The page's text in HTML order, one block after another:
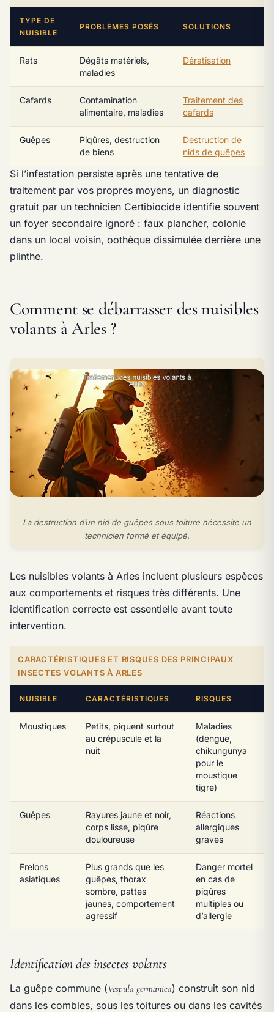
TYPE DE
NUISIBLE
PROBLÈMES POSÉS SOLUTIONS
Rats
Dégâts matériels,
maladies
Dératisation
Cafards
Contamination
alimentaire, maladies
Traitement des
cafards
Guêpes
Piqûres, destruction
de biens
Destruction de
nids de guêpes
Si l’infestation persiste après une tentative de
traitement par vos propres moyens, un diagnostic
gratuit par un technicien Certibiocide identifie souvent
un foyer secondaire ignoré : faux plancher, colonie
dans un local voisin, oothèque dissimulée derrière une
plinthe.
Comment se débarrasser des nuisibles
volants à Arles ?
La destruction d’un nid de guêpes sous toiture nécessite un
technicien formé et équipé.
Les nuisibles volants à Arles incluent plusieurs espèces
aux comportements et risques très différents. Une
identification correcte est essentielle avant toute
intervention.
CARACTÉRISTIQUES ET RISQUES DES PRINCIPAUX
INSECTES VOLANTS À ARLES
NUISIBLE CARACTÉRISTIQUES RISQUES
Moustiques
Petits, piquent surtout
au crépuscule et la
nuit
Maladies
(dengue,
chikungunya
pour le
moustique
tigre)
Guêpes
Rayures jaune et noir,
corps lisse, piqûre
douloureuse
Réactions
allergiques
graves
Frelons
asiatiques
Plus grands que les
guêpes, thorax
sombre, pattes
jaunes, comportement
agressif
Danger mortel
en cas de
piqûres
multiples ou
d’allergie
Identification des insectes volants
La guêpe commune (Vespula germanica) construit son nid
dans les combles, sous les toitures ou dans les cavités